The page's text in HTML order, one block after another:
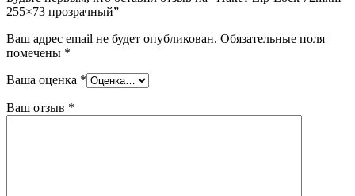
255×73 прозрачный”
Ваш адрес email не будет опубликован. Обязательные поля
помечены *
Ваша оценка *
Ваш отзыв *